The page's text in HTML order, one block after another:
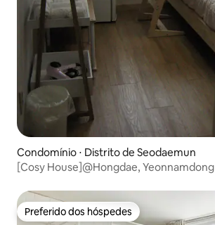
Condomínio ⋅ Distrito de Seodaemun
[Cosy House]@Hongdae, Yeonnamdong
Preferido dos hóspedes
Preferido dos hóspedes